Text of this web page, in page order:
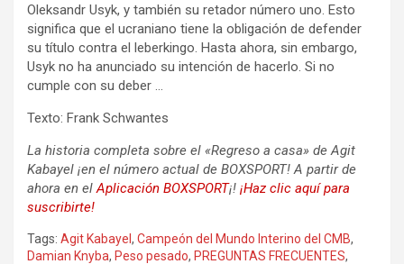
Oleksandr Usyk, y también su retador número uno. Esto
significa que el ucraniano tiene la obligación de defender
su título contra el leberkingo. Hasta ahora, sin embargo,
Usyk no ha anunciado su intención de hacerlo. Si no
cumple con su deber …
Texto: Frank Schwantes
La historia completa sobre el «Regreso a casa» de Agit
Kabayel ¡en el número actual de BOXSPORT! A partir de
ahora en elAplicación BOXSPORT¡! ¡Haz clic aquí para
suscribirte!
Tags: Agit Kabayel , Campeón del Mundo Interino del CMB,
Damian Knyba, Peso pesado, PREGUNTAS FRECUENTES,